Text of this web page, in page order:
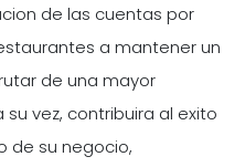
de las cuentas por
a mantener un
de una mayor
vez, contribuira al exito
de su negocio,